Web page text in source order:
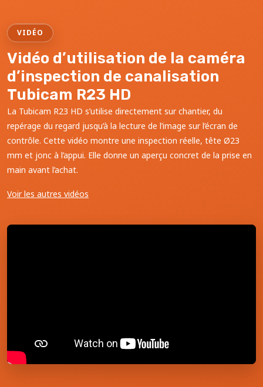
VIDÉO
Vidéo d’utilisation de la caméra
d’inspection de canalisation
Tubicam R23 HD
La Tubicam R23 HD s’utilise directement sur chantier, du
repérage du regard jusqu’à la lecture de l’image sur l’écran de
contrôle. Cette vidéo montre une inspection réelle, tête Ø23
mm et jonc à l’appui. Elle donne un aperçu concret de la prise en
main avant l’achat.
Voir les autres vidéos